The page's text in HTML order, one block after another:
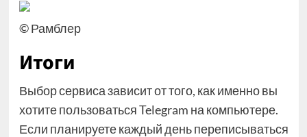
© Рамблер
Итоги
Выбор сервиса зависит от того, как именно вы
хотите пользоваться Telegram на компьютере.
Если планируете каждый день переписываться